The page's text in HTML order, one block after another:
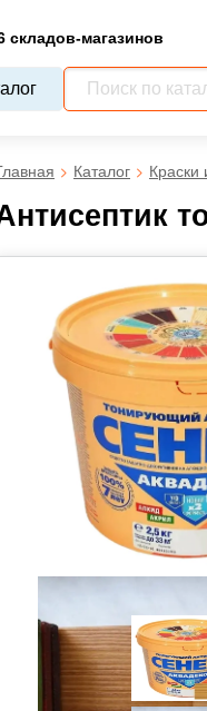
складов-магазинов
Каталог Краски